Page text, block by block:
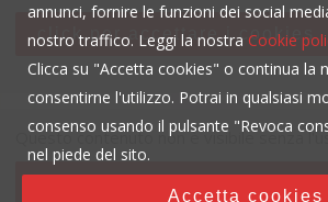
click per accettare i cookies
Questo contenuto non è visibile senza
annunci, fornire le funzioni dei social
nostro traffico. Leggi la nostra Cookie
Clicca su "Accetta cookies" o continua la
consentirne l'utilizzo. Potrai in qualsiasi
consenso usando il pulsante "Revoca
nel piede del sito.
Accetta cookies